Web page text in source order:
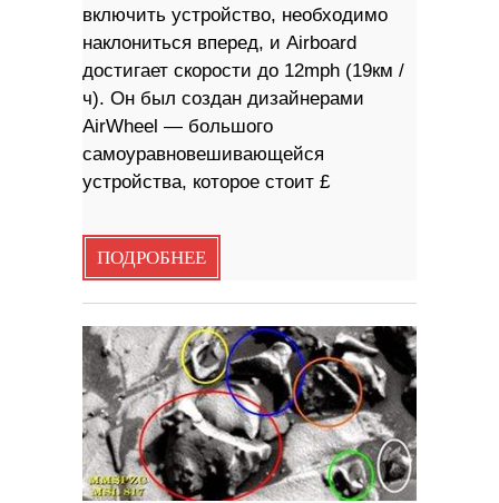
включить устройство, необходимо
наклониться вперед, и Airboard
достигает скорости до 12mph (19км /
ч). Он был создан дизайнерами
AirWheel — большого
самоуравновешивающейся
устройства, которое стоит £
ПОДРОБНЕЕ